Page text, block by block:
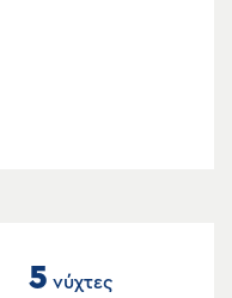
5 νύχτες